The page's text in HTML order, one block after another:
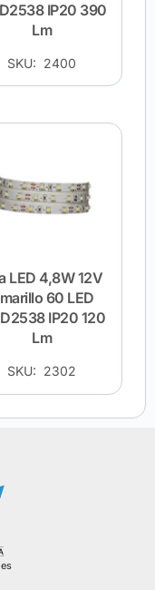
IP20 390
Lm
SKU: 2400
LED 4,8W 12V
60 LED
IP20 120
Lm
SKU: 2302